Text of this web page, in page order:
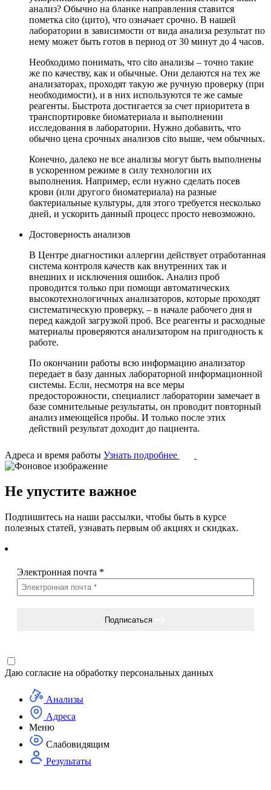
анализ? Обычно на бланке направления ставится
пометка cito (цито), что означает срочно. В нашей
лаборатории в зависимости от вида анализа результат по
нему может быть готов в период от 30 минут до 4 часов.
Необходимо понимать, что cito анализы – точно такие
же по качеству, как и обычные. Они делаются на тех же
анализаторах, проходят такую же ручную проверку (при
необходимости), и в них используются те же самые
реагенты. Быстрота достигается за счет приоритета в
транспортировке биоматериала и выполнении
исследования в лаборатории. Нужно добавить, что
обычно цена срочных анализов cito выше, чем обычных.
Конечно, далеко не все анализы могут быть выполнены
в ускоренном режиме в силу технологии их
выполнения. Например, если нужно сделать посев
крови (или другого биоматериала) на разные
бактериальные культуры, для этого требуется несколько
дней, и ускорить данный процесс просто невозможно.
Достоверность анализов
В Центре диагностики аллергии действует отработанная
система контроля качеств как внутренних так и
внешних и исключения ошибок. Анализ проб
проводится только при помощи автоматических
высокотехнологичных анализаторов, которые проходят
систематическую проверку, – в начале рабочего дня и
перед каждой загрузкой проб. Все реагенты и расходные
материалы проверяются анализатором на пригодность к
работе.
По окончании работы всю информацию анализатор
передает в базу данных лабораторной информационной
системы. Если, несмотря на все меры
предосторожности, специалист лаборатории замечает в
базе сомнительные результаты, он проводит повторный
анализ имеющейся пробы. И только после этих
действий результат доходит до пациента.
Адреса и время работы Узнать подробнее
Не упустите важное
Подпишитесь на наши рассылки, чтобы быть в курсе
полезных статей, узнавать первым об акциях и скидках.
Электронная почта *
Подписаться
Даю согласие на обработку персональных данных
Анализы
Адреса
Меню
Слабовидящим
Результаты